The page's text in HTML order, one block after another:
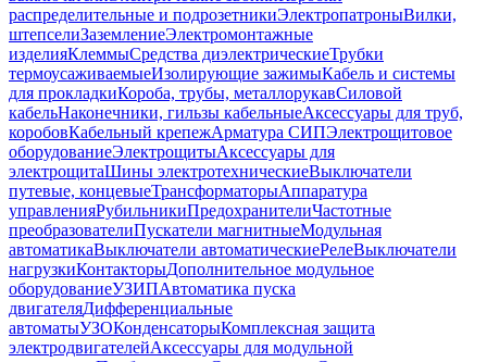
распределительные и подрозетникиЭлектропатроныВилки,
штепселиЗаземлениеЭлектромонтажные
изделияКлеммыСредства диэлектрическиеТрубки
термоусаживаемыеИзолирующие зажимыКабель и системы
для прокладкиКороба, трубы, металлорукавСиловой
кабельНаконечники, гильзы кабельныеАксессуары для труб,
коробовКабельный крепежАрматура СИПЭлектрощитовое
оборудованиеЭлектрощитыАксессуары для
электрощитаШины электротехническиеВыключатели
путевые, концевыеТрансформаторыАппаратура
управленияРубильникиПредохранителиЧастотные
преобразователиПускатели магнитныеМодульная
автоматикаВыключатели автоматическиеРелеВыключатели
нагрузкиКонтакторыДополнительное модульное
оборудованиеУЗИПАвтоматика пуска
двигателяДифференциальные
автоматыУЗОКонденсаторыКомплексная защита
электродвигателейАксессуары для модульной